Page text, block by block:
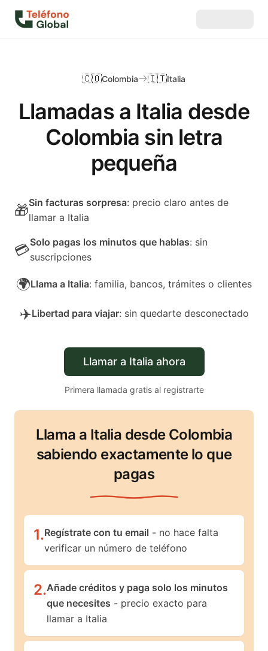
Llamadas a Italia desde
Colombia sin letra
pequeña
🇨🇴Colombia 🇮🇹Italia
🎁Sin facturas sorpresa: precio claro antes de
llamar a Italia
💳Solo pagas los minutos que hablas: sin
suscripciones
🌍Llama a Italia: familia, bancos, trámites o clientes
✈️Libertad para viajar: sin quedarte desconectado
Llamar a Italia ahora
Primera llamada gratis al registrarte
Llama a Italia desde Colombia
sabiendo exactamente lo que
pagas
1.Regístrate con tu email - no hace falta
verificar un número de teléfono
2.Añade créditos y paga solo los minutos
que necesites - precio exacto para
llamar a Italia